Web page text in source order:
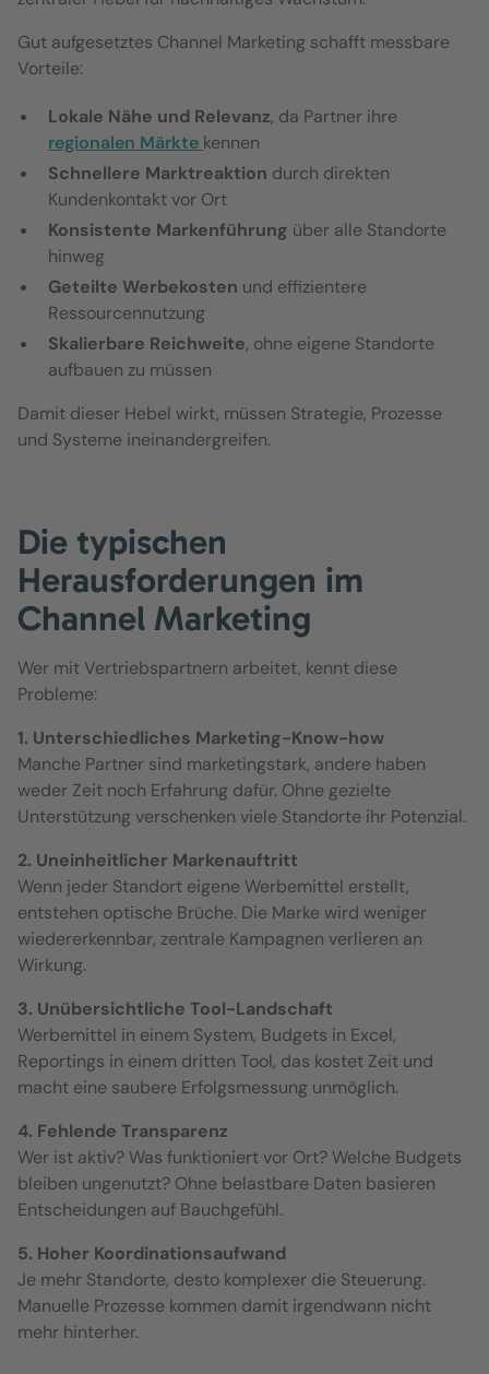
Gut aufgesetztes Channel Marketing schafft messbare
Vorteile:
Lokale Nähe und Relevanz, da Partner ihre
regionalen Märkte kennen
Schnellere Marktreaktion durch direkten
Kundenkontakt vor Ort
Konsistente Markenführung über alle Standorte
hinweg
Geteilte Werbekosten und effizientere
Ressourcennutzung
Skalierbare Reichweite, ohne eigene Standorte
aufbauen zu müssen
Damit dieser Hebel wirkt, müssen Strategie, Prozesse
und Systeme ineinandergreifen.
Die typischen
Herausforderungen im
Channel Marketing
Wer mit Vertriebspartnern arbeitet, kennt diese
Probleme:
1. Unterschiedliches Marketing-Know-how
Manche Partner sind marketingstark, andere haben
weder Zeit noch Erfahrung dafür. Ohne gezielte
Unterstützung verschenken viele Standorte ihr Potenzial.
2. Uneinheitlicher Markenauftritt
Wenn jeder Standort eigene Werbemittel erstellt,
entstehen optische Brüche. Die Marke wird weniger
wiedererkennbar, zentrale Kampagnen verlieren an
Wirkung.
3. Unübersichtliche Tool-Landschaft
Werbemittel in einem System, Budgets in Excel,
Reportings in einem dritten Tool, das kostet Zeit und
macht eine saubere Erfolgsmessung unmöglich.
4. Fehlende Transparenz
Wer ist aktiv? Was funktioniert vor Ort? Welche Budgets
bleiben ungenutzt? Ohne belastbare Daten basieren
Entscheidungen auf Bauchgefühl.
5. Hoher Koordinationsaufwand
Je mehr Standorte, desto komplexer die Steuerung.
Manuelle Prozesse kommen damit irgendwann nicht
mehr hinterher.